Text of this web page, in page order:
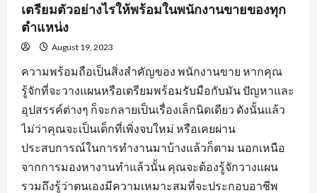
เตรียมตัวอย่างไรให้พร้อมในพนักงานขายของทุก
ตำแหน่ง
August 19, 2023
ความพร้อมถือเป็นสิ่งสำคัญของ พนักงานขาย หากคุณ
รู้จักที่จะวางแผนหรือเตรียมพร้อมรับมือกับมัน ปัญหาและ
อุปสรรค์ต่างๆ ก็จะกลายเป็นเรื่องเล็กนิดเดียว ดังนั้นแล้ว
ไม่ว่าคุณจะเป็นเด็กที่เพิ่งจบใหม่ หรือเคยผ่าน
ประสบการณ์ในการทำงานมาบ้างแล้วก็ตาม นอกเหนือ
จากการมองหางานทำแล้วนั้น คุณจะต้องรู้จักวางแผน
รวมถึงรู้ว่าตนเองมีความเหมาะสมที่จะประกอบอาชีพ